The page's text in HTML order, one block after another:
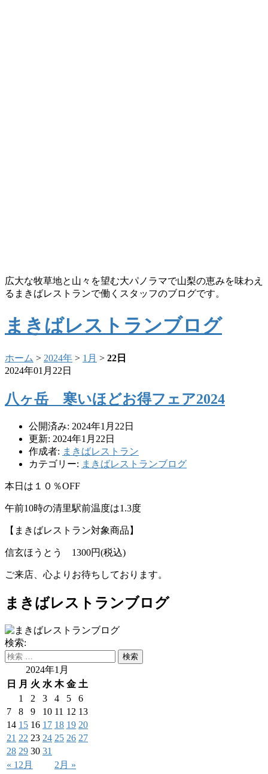
広大な牧草地と山々を望む大パノラマで山梨の恵みを味わえ
るまきばレストランで働くスタッフのブログです。
まきばレストランブログ
ホーム > 2024年 > 1月 > 22日
2024年01月22日
八ヶ岳 寒いほどお得フェア2024
公開済み: 2024年1月22日
更新: 2024年1月22日
作成者: まきばレストラン
カテゴリー: まきばレストランブログ
本日は１０％OFF
午前10時の清里駅前温度は1.3度
【まきばレストラン対象商品】
信玄ほうとう 1300円(税込)
ご来店、心よりお待ちしております。
まきばレストランブログ
検索:
2024年1月
日
月 火 水 木 金 土
« 12月 2月 »
1 2 3 4 5
6
7
8 9 10 11 12 13
14 15 16 17 18 19 20
21 22 23 24 25 26 27
28 29 30 31